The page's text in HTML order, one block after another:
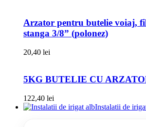
Arzator pentru butelie voiaj,
stanga 3/8” (polonez)
20,40 lei
5KG BUTELIE CU
122,40 lei
Instalatii de